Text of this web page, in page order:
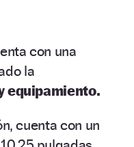
con una
la
equipamiento.
cuenta con un